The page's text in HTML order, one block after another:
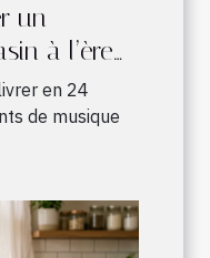
un
à l’ère
? en 24
de musique